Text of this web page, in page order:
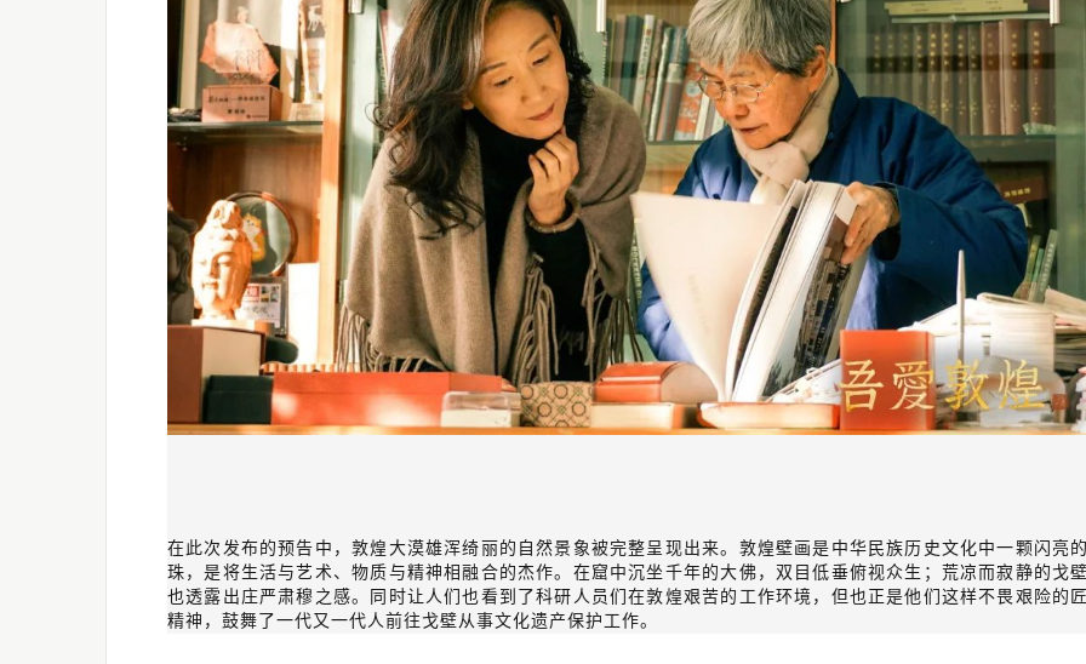
在此次发布的预告中，敦煌大漠雄浑绮丽的自然景象被完整呈现出来。敦煌壁画是中华民族历史文化中一颗闪亮
珠，是将生活与艺术、物质与精神相融合的杰作。在窟中沉坐千年的大佛，双目低垂俯视众生；荒凉而寂静的戈
也透露出庄严肃穆之感。同时让人们也看到了科研人员们在敦煌艰苦的工作环境，但也正是他们这样不畏艰险的
精神，鼓舞了一代又一代人前往戈壁从事文化遗产保护工作。